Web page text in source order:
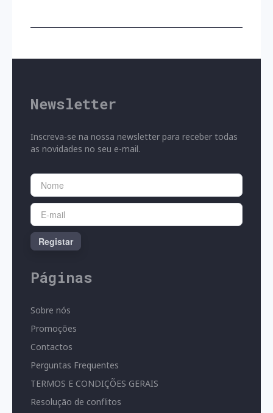
SAUDADE
CASAMENTO
ACESSÓRIOS
Newsletter
Inscreva-se na nossa newsletter para receber todas
as novidades no seu e-mail.
Registar
Páginas
Sobre nós
Promoções
Contactos
Perguntas Frequentes
TERMOS E CONDIÇÕES GERAIS
Resolução de conflitos